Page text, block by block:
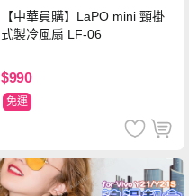
【中華員購】LaPO mini 頸掛
式製冷風扇 LF-06
$990
免運